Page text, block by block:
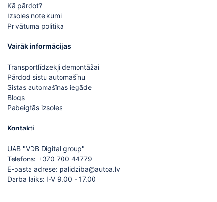
Kā pārdot?
Izsoles noteikumi
Privātuma politika
Vairāk informācijas
Transportlīdzekļi demontāžai
Pārdod sistu automašīnu
Sistas automašīnas iegāde
Blogs
Pabeigtās izsoles
Kontakti
UAB "VDB Digital group"
Telefons: +370 700 44779
E-pasta adrese: palidziba@autoa.lv
Darba laiks: I-V 9.00 - 17.00